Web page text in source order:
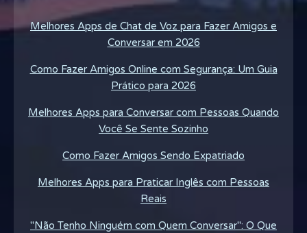
Melhores Apps de Chat de Voz para Fazer Amigos e
Conversar em 2026
Como Fazer Amigos Online com Segurança: Um Guia
Prático para 2026
Melhores Apps para Conversar com Pessoas Quando
Você Se Sente Sozinho
Como Fazer Amigos Sendo Expatriado
Melhores Apps para Praticar Inglês com Pessoas
Reais
"Não Tenho Ninguém com Quem Conversar": O Que